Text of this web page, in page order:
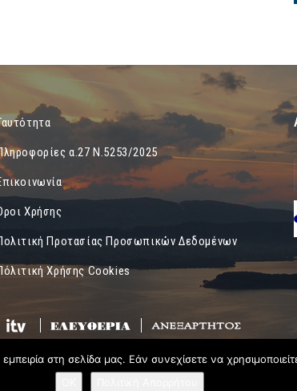
α.27 Ν.5253/2025
Χρήσης
Προτασίας Προσωπικών Δεδομένων
Χρήσης Cookies
στη σελίδα μας. Εάν συνεχίσετε να